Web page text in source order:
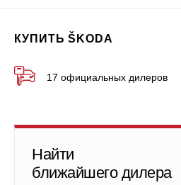
КУПИТЬ ŠKODA
17 официальных дилеров
Найти
ближайшего дилера